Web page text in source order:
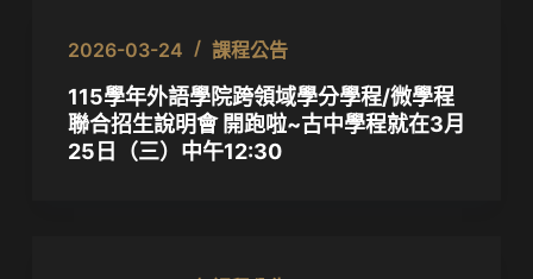
2026-03-24 課程公告
115學年外語學院跨領域學分學程/微學程
聯合招生說明會 開跑啦~古中學程就在3月
25日（三）中午12:30